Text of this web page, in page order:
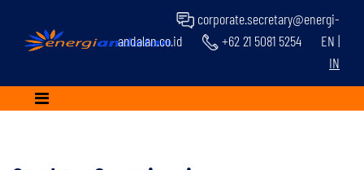
corporate.secretary@energi-
andalan.co.id
+62 21 5081 5254 EN |
IN